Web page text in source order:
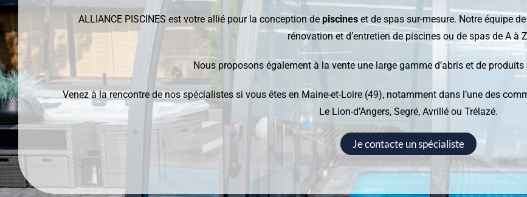
ALLIANCE PISCINES est votre allié pour la conception de piscineset de spas sur-mesure. Notre équipe
rénovation et d’entretien de piscines ou de spas de A à
Nous proposons également à la vente une large gamme d’abris et de produits
Venez à la rencontre de nos spécialistes si vous êtes en Maine-et-Loire (49), notamment dans l’une des
Le Lion-d’Angers, Segré, Avrillé ou Trélazé.
Je contacte un spécialiste